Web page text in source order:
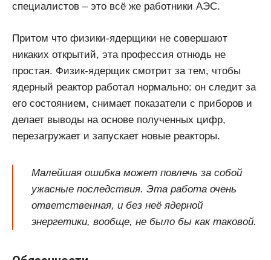
специалистов – это всё же работники АЭС.
Притом что физики-ядерщики не совершают
никаких открытий, эта профессия отнюдь не
простая. Физик-ядерщик смотрит за тем, чтобы
ядерный реактор работал нормально: он следит за
его состоянием, снимает показатели с приборов и
делает выводы на основе полученных цифр,
перезагружает и запускает новые реакторы.
Малейшая ошибка может повлечь за собой
ужасные последствия. Эта работа очень
ответственная, и без неё ядерной
энергетики, вообще, не было бы как таковой.